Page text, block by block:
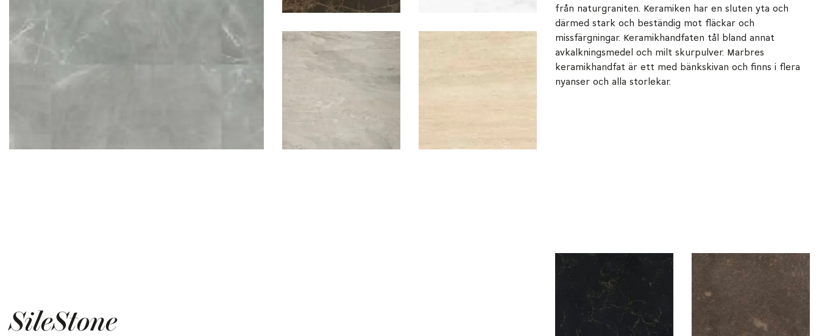
från naturgraniten. Keramiken har en sluten yta och
därmed stark och beständig mot fläckar och
missfärgningar. Keramikhandfaten tål bland annat
avkalkningsmedel och milt skurpulver. Marbres
keramikhandfat är ett med bänkskivan och finns i flera
nyanser och alla storlekar.
SileStone